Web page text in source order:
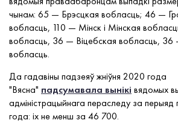
чынам: 65 — Брэсцкая вобласць; 46 —
вобласць, 110 — Мінск і Мінская
вобласць, 36 — Віцебская вобласць, 36
вобласць.
Да гадавіны падзеяў жніўня 2020 года
"Вясна" падсумавала вынікі вядомых
адміністрацыйнага пераследу за
года: іх не менш за 46 700.